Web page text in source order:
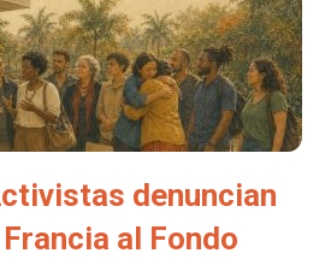
denuncian
al Fondo